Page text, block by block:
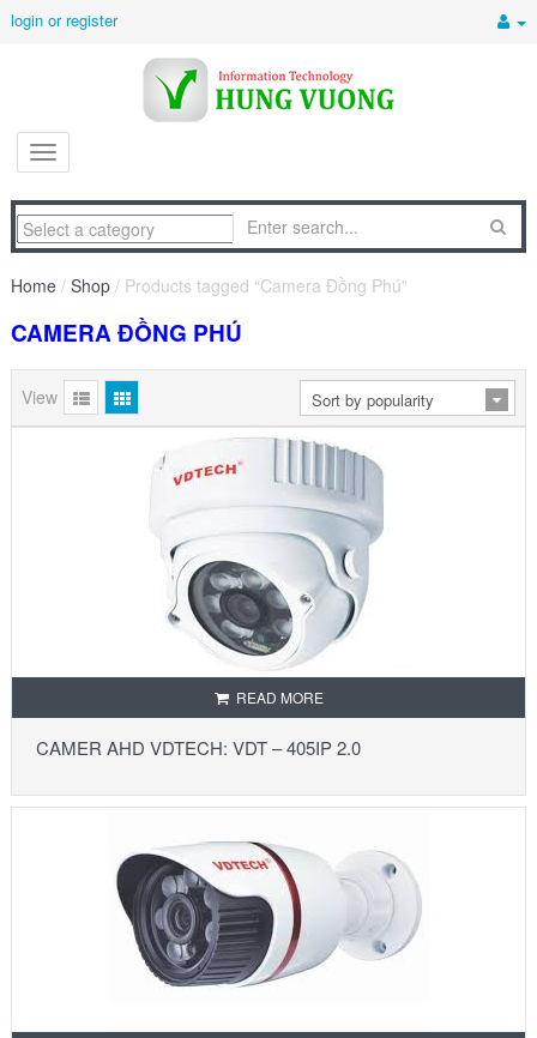
login or register
Home / Shop / Products tagged “Camera Đồng Phú”
CAMERA ĐỒNG PHÚ
View
READ MORE
CAMER AHD VDTECH: VDT – 405IP 2.0